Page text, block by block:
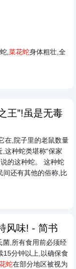
, 菜花蛇身体粗壮,全
王”!虽是无毒
在,院子里的老鼠数量
这种蛇类堪称“保家
的这种蛇。 这种蛇
间还有其他的俗称,比
风味! - 简书
菌,所有食用前必须经
分钟以上,以确保食
蛇在部分地区被视为